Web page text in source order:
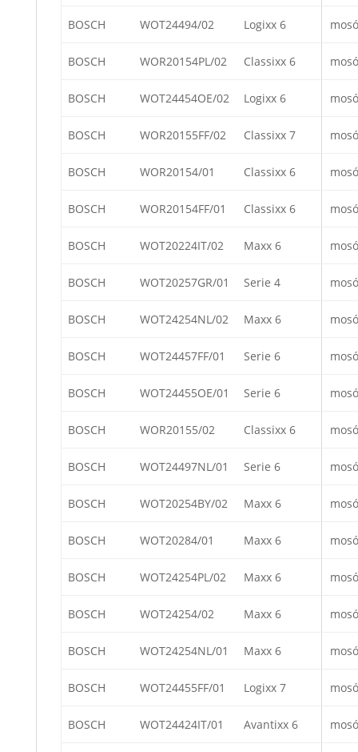
BOSCH WOT24494/02 Logixx 6
BOSCH WOR20154PL/02 Classixx 6
BOSCH WOT24454OE/02 Logixx 6
BOSCH WOR20155FF/02 Classixx 7
BOSCH WOR20154/01 Classixx 6
BOSCH WOR20154FF/01 Classixx 6
BOSCH WOT20224IT/02 Maxx 6
BOSCH WOT20257GR/01 Serie 4
BOSCH WOT24254NL/02 Maxx 6
BOSCH WOT24457FF/01 Serie 6
BOSCH WOT24455OE/01 Serie 6
BOSCH WOR20155/02 Classixx 6
BOSCH WOT24497NL/01 Serie 6
BOSCH WOT20254BY/02 Maxx 6
BOSCH WOT20284/01 Maxx 6
BOSCH WOT24254PL/02 Maxx 6
BOSCH WOT24254/02 Maxx 6
BOSCH WOT24254NL/01 Maxx 6
BOSCH WOT24455FF/01 Logixx 7
BOSCH WOT24424IT/01 Avantixx 6